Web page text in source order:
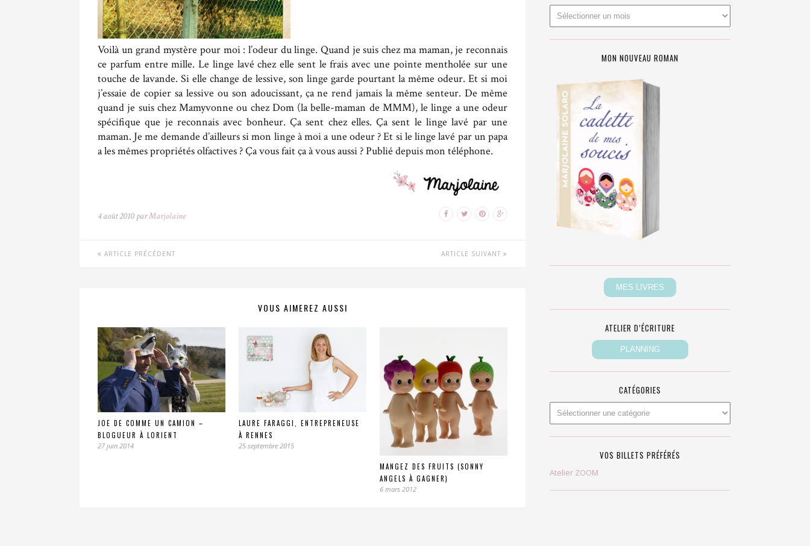
Voilà un grand mystère pour moi : l’odeur du linge. Quand je suis chez ma maman, je reconnais
ce parfum entre mille. Le linge lavé chez elle sent le frais avec une pointe mentholée sur une
touche de lavande. Si elle change de lessive, son linge garde pourtant la même odeur. Et si moi
j’essaie de copier sa lessive ou son adoucissant, ça ne rend jamais la même senteur. De même
quand je suis chez Mamyvonne ou chez Dom (la belle-maman de MMM), le linge a une odeur
spécifique que je reconnais avec bonheur. Ça sent chez elles. Ça sent le linge lavé par une
maman. Je me demande d’ailleurs si mon linge à moi a une odeur ? Et si le linge lavé par un papa
a les mêmes propriétés olfactives ? Ça vous fait ça à vous aussi ? Publié depuis mon téléphone.
4 août 2010 parMarjolaine
ARTICLE PRÉCÉDENT ARTICLE SUIVANT
VOUS AIMEREZ AUSSI
JOE DE COMME UN CAMION –
BLOGUEUR À LORIENT
27 juin 2014
LAURE FARAGGI, ENTREPRENEUSE
À RENNES
25 septembre 2015
MANGEZ DES FRUITS (SONNY
ANGELS À GAGNER)
6 mars 2012
MON NOUVEAU ROMAN
ATELIER D’ÉCRITURE
CATÉGORIES
VOS BILLETS PRÉFÉRÉS
Atelier ZOOM